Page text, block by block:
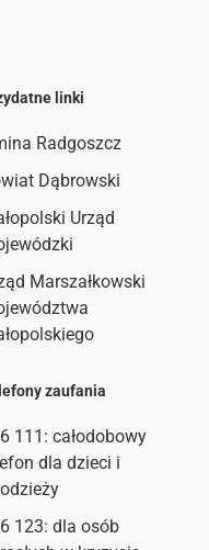
linki
Radgoszcz
Dąbrowski
Urząd
Marszałkowski
zaufania
111 : całodobowy
dla dzieci i
123: dla osób